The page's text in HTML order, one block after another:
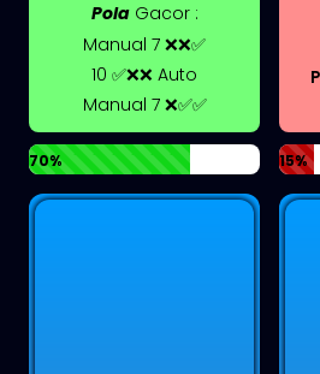
PolaGacor :
Manual 7 ❌❌✅
10 ✅❌❌ Auto
Manual 7 ❌✅✅
70% 15%